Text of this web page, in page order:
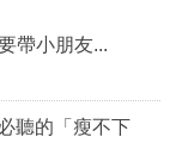
要帶小朋友...
聽的「瘦不下